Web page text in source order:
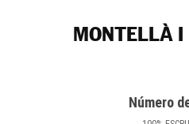
MONTELLÀ
Número